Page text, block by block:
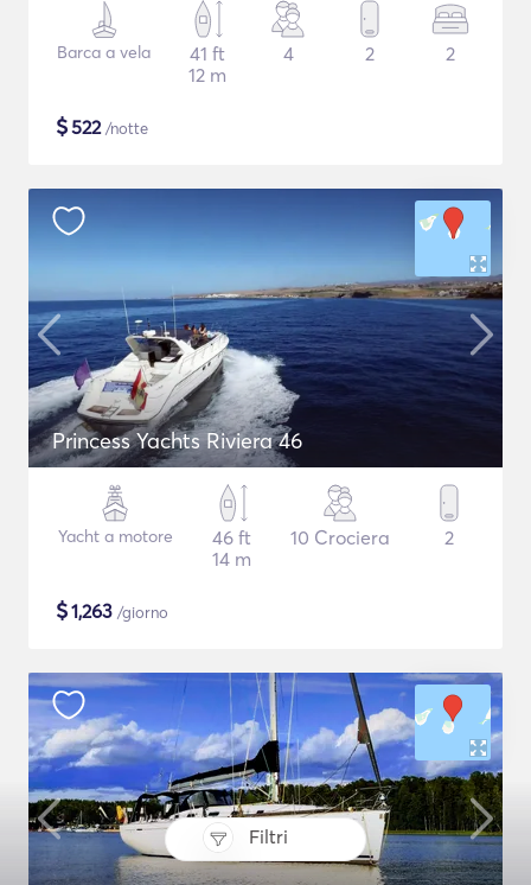
Filtri
Barca a vela
41 ft
12 m
4 2 2
$522/notte
Princess Yachts Riviera 46
Yacht a motore
46 ft
14 m
10 Crociera 2
$1,263 /giorno